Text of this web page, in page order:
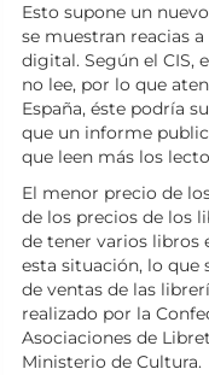
Esto supone un
se muestran reacias
digital. Según el CIS,
no lee, por lo que
España, éste podría
que un informe
que leen más los
El menor precio de
de los precios de los
de tener varios libros
esta situación, lo que
de ventas de las
realizado por la
Asociaciones de
Ministerio de Cultura.